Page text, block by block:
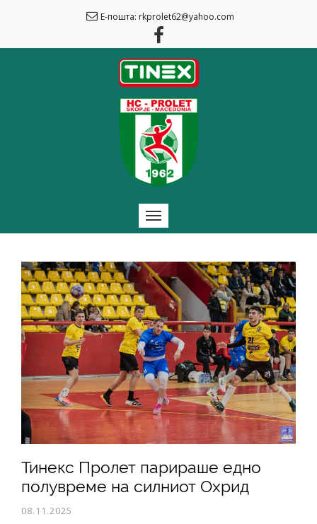
Е-пошта: rkprolet62@yahoo.com
Тинекс Пролет парираше едно
полувреме на силниот Охрид
08.11.2025